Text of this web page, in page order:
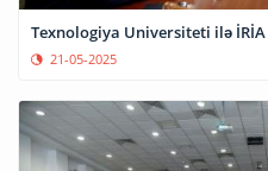
21-05-2025